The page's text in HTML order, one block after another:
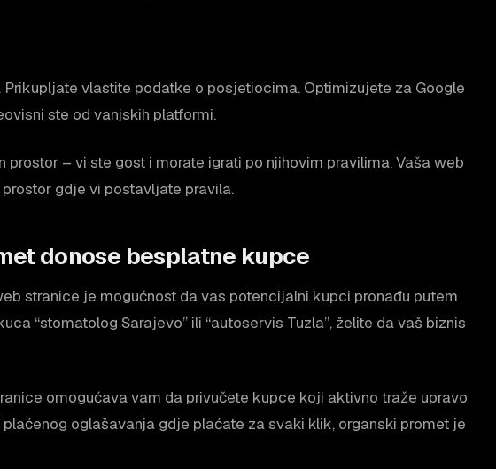
vlastite podatke o posjetiocima. Optimizujete za Google
ste od vanjskih platformi.
prostor – vi ste gost i morate igrati po njihovim pravilima. Vaša web
gdje vi postavljate pravila.
donose besplatne kupce
stranice je mogućnost da vas potencijalni kupci pronađu putem
“stomatolog Sarajevo” ili “autoservis Tuzla”, želite da vaš biznis
omogućava vam da privučete kupce koji aktivno traže upravo
oglašavanja gdje plaćate za svaki klik, organski promet je